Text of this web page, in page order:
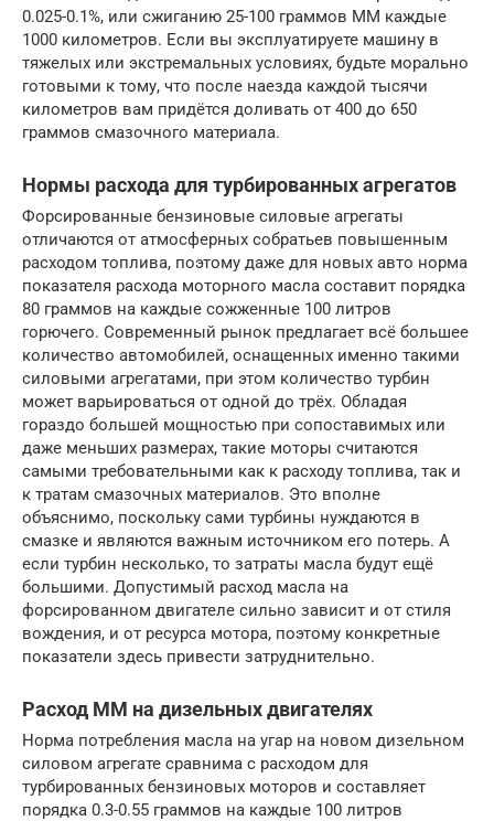
0.025-0.1%, или сжиганию 25-100 граммов ММ каждые
1000 километров. Если вы эксплуатируете машину в
тяжелых или экстремальных условиях, будьте морально
готовыми к тому, что после наезда каждой тысячи
километров вам придётся доливать от 400 до 650
граммов смазочного материала.
Нормы расхода для турбированных агрегатов
Форсированные бензиновые силовые агрегаты
отличаются от атмосферных собратьев повышенным
расходом топлива, поэтому даже для новых авто норма
показателя расхода моторного масла составит порядка
80 граммов на каждые сожженные 100 литров
горючего. Современный рынок предлагает всё большее
количество автомобилей, оснащенных именно такими
силовыми агрегатами, при этом количество турбин
может варьироваться от одной до трёх. Обладая
гораздо большей мощностью при сопоставимых или
даже меньших размерах, такие моторы считаются
самыми требовательными как к расходу топлива, так и
к тратам смазочных материалов. Это вполне
объяснимо, поскольку сами турбины нуждаются в
смазке и являются важным источником его потерь. А
если турбин несколько, то затраты масла будут ещё
большими. Допустимый расход масла на
форсированном двигателе сильно зависит и от стиля
вождения, и от ресурса мотора, поэтому конкретные
показатели здесь привести затруднительно.
Расход ММ на дизельных двигателях
Норма потребления масла на угар на новом дизельном
силовом агрегате сравнима с расходом для
турбированных бензиновых моторов и составляет
порядка 0.3-0.55 граммов на каждые 100 литров